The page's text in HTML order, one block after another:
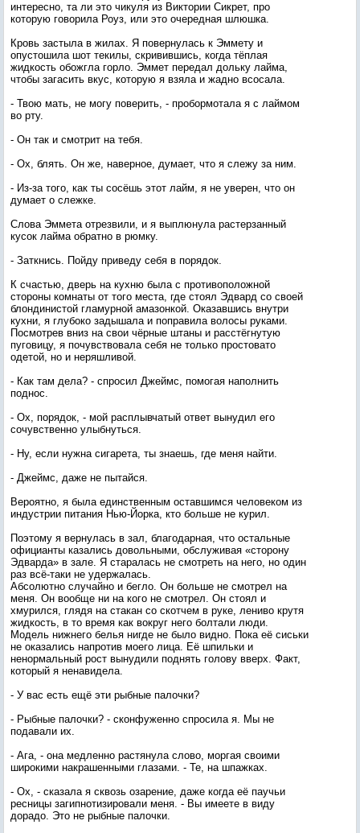
интересно, та ли это чикуля из Виктории Сикрет, про
которую говорила Роуз, или это очередная шлюшка.
Кровь застыла в жилах. Я повернулась к Эммету и
опустошила шот текилы, скривившись, когда тёплая
жидкость обожгла горло. Эммет передал дольку лайма,
чтобы загасить вкус, которую я взяла и жадно всосала.
- Твою мать, не могу поверить, - пробормотала я с лаймом
во рту.
- Он так и смотрит на тебя.
- Ох, блять. Он же, наверное, думает, что я слежу за ним.
- Из-за того, как ты сосёшь этот лайм, я не уверен, что он
думает о слежке.
Слова Эммета отрезвили, и я выплюнула растерзанный
кусок лайма обратно в рюмку.
- Заткнись. Пойду приведу себя в порядок.
К счастью, дверь на кухню была с противоположной
стороны комнаты от того места, где стоял Эдвард со своей
блондинистой гламурной амазонкой. Оказавшись внутри
кухни, я глубоко задышала и поправила волосы руками.
Посмотрев вниз на свои чёрные штаны и расстёгнутую
пуговицу, я почувствовала себя не только простовато
одетой, но и неряшливой.
- Как там дела? - спросил Джеймс, помогая наполнить
поднос.
- Ох, порядок, - мой расплывчатый ответ вынудил его
сочувственно улыбнуться.
- Ну, если нужна сигарета, ты знаешь, где меня найти.
- Джеймс, даже не пытайся.
Вероятно, я была единственным оставшимся человеком из
индустрии питания Нью-Йорка, кто больше не курил.
Поэтому я вернулась в зал, благодарная, что остальные
официанты казались довольными, обслуживая «сторону
Эдварда» в зале. Я старалась не смотреть на него, но один
раз всё-таки не удержалась.
Абсолютно случайно и бегло. Он больше не смотрел на
меня. Он вообще ни на кого не смотрел. Он стоял и
хмурился, глядя на стакан со скотчем в руке, лениво крутя
жидкость, в то время как вокруг него болтали люди.
Модель нижнего белья нигде не было видно. Пока её сиськи
не оказались напротив моего лица. Её шпильки и
ненормальный рост вынудили поднять голову вверх. Факт,
который я ненавидела.
- У вас есть ещё эти рыбные палочки?
- Рыбные палочки? - сконфуженно спросила я. Мы не
подавали их.
- Ага, - она медленно растянула слово, моргая своими
широкими накрашенными глазами. - Те, на шпажках.
- Ох, - сказала я сквозь озарение, даже когда её паучьи
ресницы загипнотизировали меня. - Вы имеете в виду
дорадо. Это не рыбные палочки.